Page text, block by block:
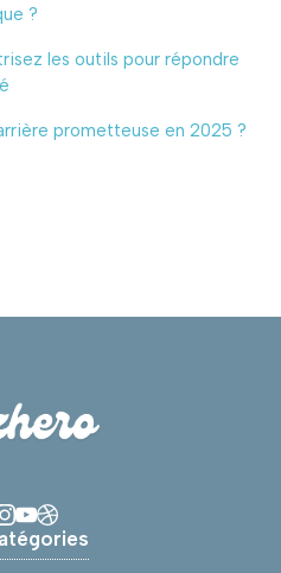
?
les outils pour répondre
prometteuse en 2025 ?